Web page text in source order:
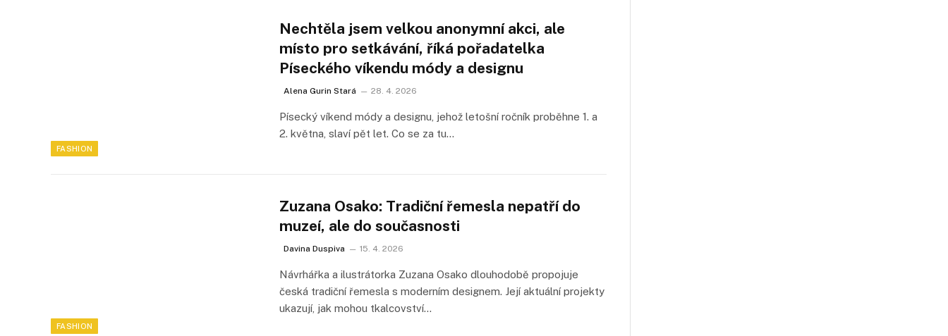
FASHION
Nechtěla jsem velkou anonymní akci, ale
místo pro setkávání, říká pořadatelka
Píseckého víkendu módy a designu
Alena Gurin Stará 28. 4. 2026
Písecký víkend módy a designu, jehož letošní ročník proběhne 1. a
2. května, slaví pět let. Co se za tu…
FASHION
Zuzana Osako: Tradiční řemesla nepatří do
muzeí, ale do současnosti
Davina Duspiva 15. 4. 2026
Návrhářka a ilustrátorka Zuzana Osako dlouhodobě propojuje
česká tradiční řemesla s moderním designem. Její aktuální projekty
ukazují, jak mohou tkalcovství…